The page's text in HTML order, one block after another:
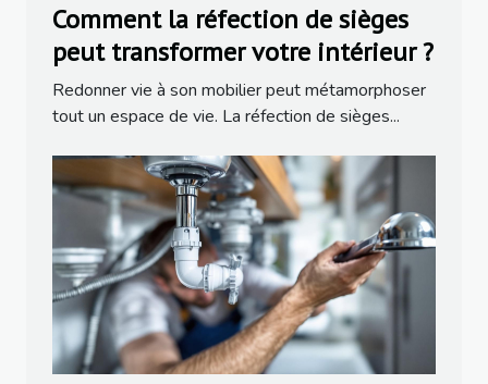
Comment la réfection de sièges
peut transformer votre intérieur ?
Redonner vie à son mobilier peut métamorphoser
tout un espace de vie. La réfection de sièges...